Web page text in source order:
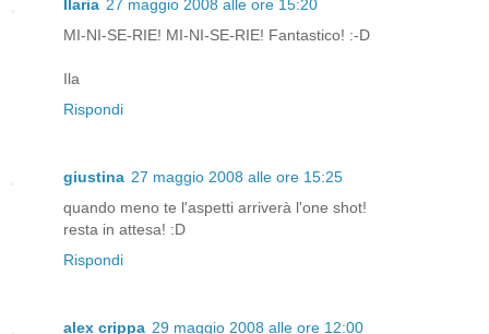
Ilaria 27 maggio 2008 alle ore 15:20
MI-NI-SE-RIE! MI-NI-SE-RIE! Fantastico! :-D
Ila
Rispondi
giustina 27 maggio 2008 alle ore 15:25
quando meno te l'aspetti arriverà l'one shot!
resta in attesa! :D
Rispondi
alex crippa 29 maggio 2008 alle ore 12:00